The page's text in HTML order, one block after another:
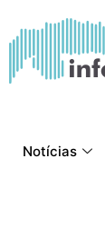
Notícias